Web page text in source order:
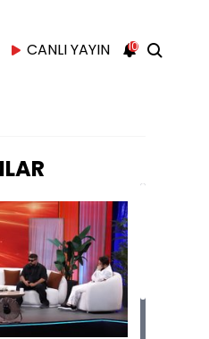
CANLI YAYIN 10